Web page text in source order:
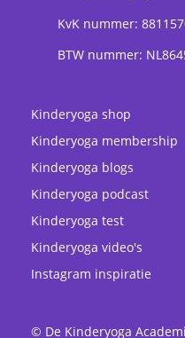
KvK nummer:
BTW nummer:
Kinderyoga shop
Kinderyoga membership
Kinderyoga blogs
Kinderyoga podcast
Kinderyoga test
Kinderyoga video's
Instagram inspiratie
© De Kinderyoga